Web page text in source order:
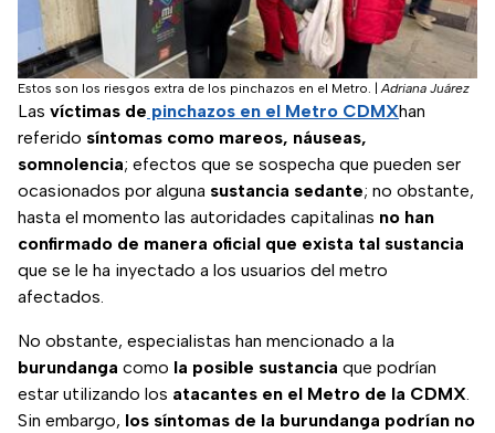
Estos son los riesgos extra de los pinchazos en el Metro. |Adriana Juárez
Las víctimas de pinchazos en el Metro CDMXhan
referido síntomas como mareos, náuseas,
somnolencia; efectos que se sospecha que pueden ser
ocasionados por alguna sustancia sedante; no obstante,
hasta el momento las autoridades capitalinas no han
confirmado de manera oficial que exista tal sustancia
que se le ha inyectado a los usuarios del metro
afectados.
No obstante, especialistas han mencionado a la
burundanga como la posible sustancia que podrían
estar utilizando los atacantes en el Metro de la CDMX.
Sin embargo, los síntomas de la burundanga podrían no